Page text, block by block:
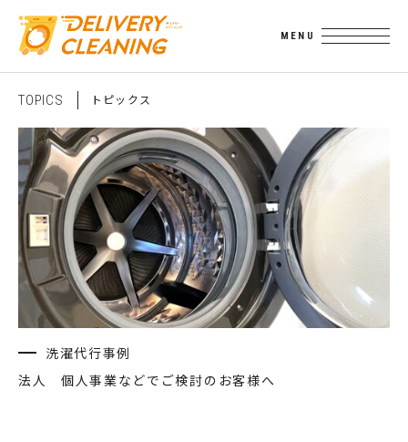
TOPICS ト ピッ ク ス
洗濯代行事例
法人 個人事業などでご検討のお客様へ